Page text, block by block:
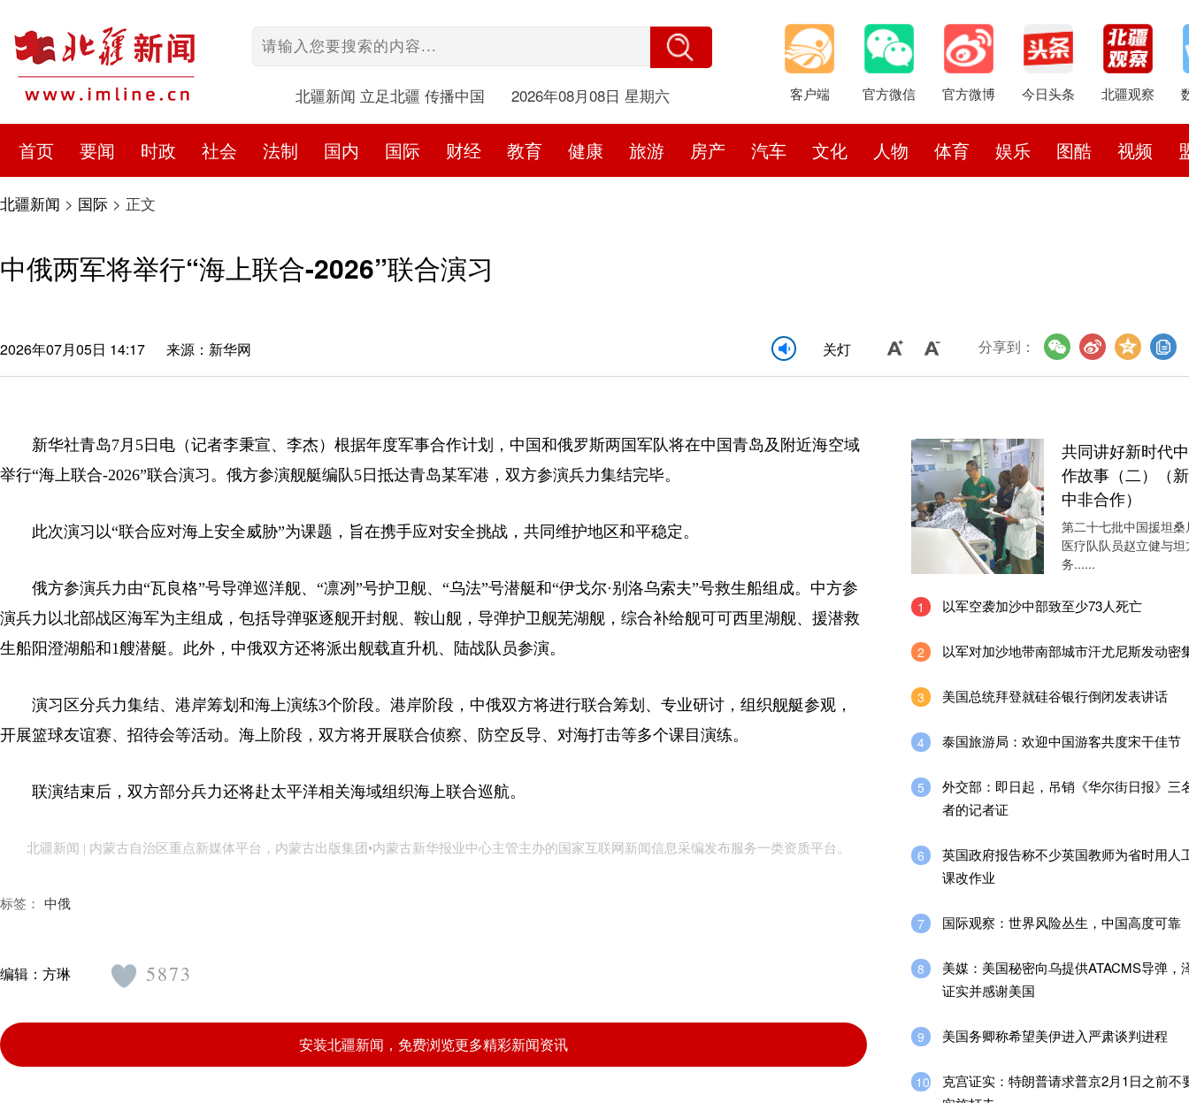
北疆新闻 立足北疆 传播中国 2026年08月08日 星期六 客户端 官方微信 官方微博 今日头条 北疆观察
首页 要闻 时政 社会 法制 国内 国际 财经 教育 健康 旅游 房产 汽车 文化 人物 体育 娱乐 图酷 视频
北疆新闻 > 国际 > 正文
中俄两军将举行“海上联合-2026”联合演习
2026年07月05日 14:17 来源：新华网 关灯 分享到：
新华社青岛7月5日电（记者李秉宣、李杰）根据年度军事合作计划，中国和俄罗斯两国军队将在中国青岛及附近海空域
举行“海上联合-2026”联合演习。俄方参演舰艇编队5日抵达青岛某军港，双方参演兵力集结完毕。
此次演习以“联合应对海上安全威胁”为课题，旨在携手应对安全挑战，共同维护地区和平稳定。
俄方参演兵力由“瓦良格”号导弹巡洋舰、“凛冽”号护卫舰、“乌法”号潜艇和“伊戈尔·别洛乌索夫”号救生船组成。中方参
演兵力以北部战区海军为主组成，包括导弹驱逐舰开封舰、鞍山舰，导弹护卫舰芜湖舰，综合补给舰可可西里湖舰、援潜救
生船阳澄湖船和1艘潜艇。此外，中俄双方还将派出舰载直升机、陆战队员参演。
演习区分兵力集结、港岸筹划和海上演练3个阶段。港岸阶段，中俄双方将进行联合筹划、专业研讨，组织舰艇参观，
开展篮球友谊赛、招待会等活动。海上阶段，双方将开展联合侦察、防空反导、对海打击等多个课目演练。
联演结束后，双方部分兵力还将赴太平洋相关海域组织海上联合巡航。
北疆新闻 | 内蒙古自治区重点新媒体平台，内蒙古出版集团•内蒙古新华报业中心主管主办的国家互联网新闻信息采编发布服务一类资质平台。
标签： 中俄
编辑： 方琳 5873
安装北疆新闻，免费浏览更多精彩新闻资讯
共同讲好新时代
作故事（二）（
中非合作）
第二十七批中国援坦桑
医疗队队员赵立健与坦
务......
1 以军空袭加沙中部致至少73人死亡
2 以军对加沙地带南部城市汗尤尼斯发动密
3 美国总统拜登就硅谷银行倒闭发表讲话
4 泰国旅游局：欢迎中国游客共度宋干佳节
5
外交部：即日起，吊销《华尔街日报》三
者的记者证
6
英国政府报告称不少英国教师为省时用人
课改作业
7 国际观察：世界风险丛生，中国高度可靠
8
美媒：美国秘密向乌提供ATACMS导弹，
证实并感谢美国
9 美国务卿称希望美伊进入严肃谈判进程
10
克宫证实：特朗普请求普京2月1日之前不